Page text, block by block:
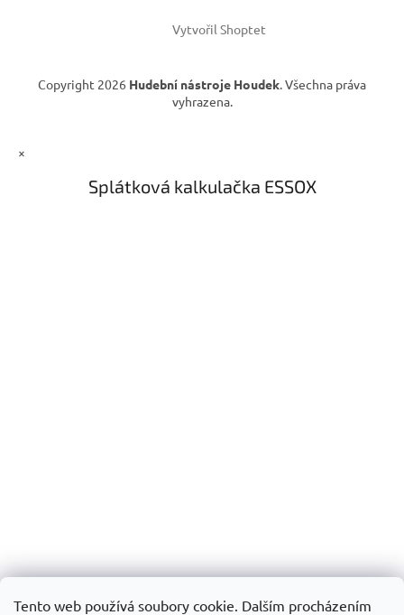
Tento web používá soubory cookie. Dalším procházením
Vytvořil Shoptet
Copyright 2026 Hudební nástroje Houdek. Všechna práva
vyhrazena.
×
Splátková kalkulačka ESSOX